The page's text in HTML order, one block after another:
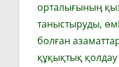
орталығының
таныстыруды,
болған
құқықтық